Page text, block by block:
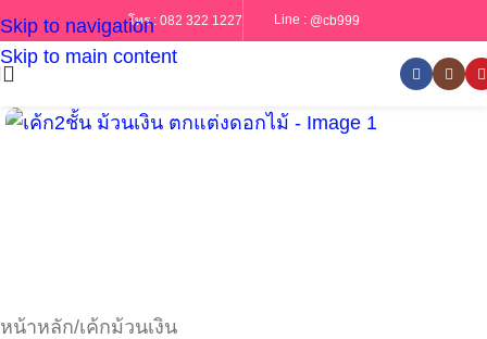
Skip to navigation
Skip to main content
โทร : 082 322 1227 Line : @cb999
หน้าหลัก/เค้กม้วนเงิน